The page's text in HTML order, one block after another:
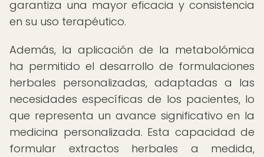
garantiza una mayor eficacia y consistencia
en su uso terapéutico.
Además, la aplicación de la metabolómica
ha permitido el desarrollo de formulaciones
herbales personalizadas, adaptadas a las
necesidades específicas de los pacientes, lo
que representa un avance significativo en la
medicina personalizada. Esta capacidad de
formular extractos herbales a medida,